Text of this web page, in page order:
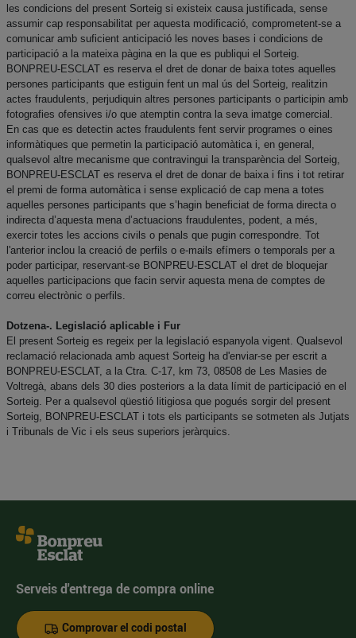
les condicions del present Sorteig si existeix causa justificada, sense
assumir cap responsabilitat per aquesta modificació, comprometent-se a
comunicar amb suficient anticipació les noves bases i condicions de
participació a la mateixa pàgina en la que es publiqui el Sorteig.
BONPREU-ESCLAT es reserva el dret de donar de baixa totes aquelles
persones participants que estiguin fent un mal ús del Sorteig, realitzin
actes fraudulents, perjudiquin altres persones participants o participin amb
fotografies ofensives i/o que atemptin contra la seva imatge comercial.
En cas que es detectin actes fraudulents fent servir programes o eines
informàtiques que permetin la participació automàtica i, en general,
qualsevol altre mecanisme que contravingui la transparència del Sorteig,
BONPREU-ESCLAT es reserva el dret de donar de baixa i fins i tot retirar
el premi de forma automàtica i sense explicació de cap mena a totes
aquelles persones participants que s’hagin beneficiat de forma directa o
indirecta d’aquesta mena d’actuacions fraudulentes, podent, a més,
exercir totes les accions civils o penals que pugin correspondre. Tot
l'anterior inclou la creació de perfils o e-mails efímers o temporals per a
poder participar, reservant-se BONPREU-ESCLAT el dret de bloquejar
aquelles participacions que facin servir aquesta mena de comptes de
correu electrònic o perfils.
Dotzena-. Legislació aplicable i Fur
El present Sorteig es regeix per la legislació espanyola vigent. Qualsevol
reclamació relacionada amb aquest Sorteig ha d'enviar-se per escrit a
BONPREU-ESCLAT, a la Ctra. C-17, km 73, 08508 de Les Masies de
Voltregà, abans dels 30 dies posteriors a la data límit de participació en el
Sorteig. Per a qualsevol qüestió litigiosa que pogués sorgir del present
Sorteig, BONPREU-ESCLAT i tots els participants se sotmeten als Jutjats
i Tribunals de Vic i els seus superiors jeràrquics.
Serveis d'entrega de compra online
Comprovar el codi postal